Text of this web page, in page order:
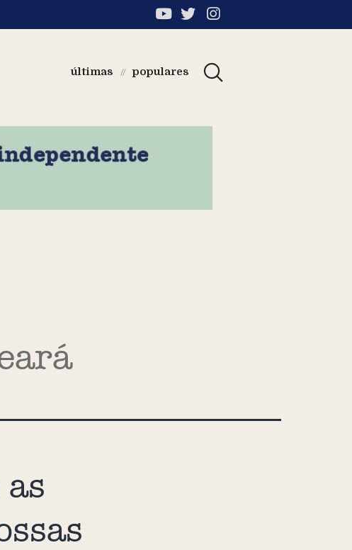
últimas // populares